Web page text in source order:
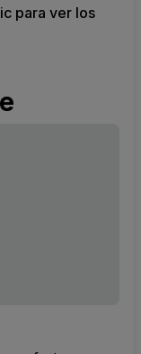
para ver los